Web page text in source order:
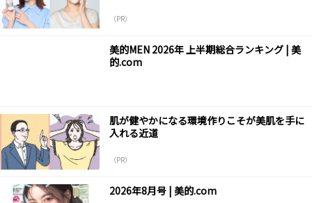
（PR）
美的MEN 2026年 上半期総合ランキング | 美
的.com
肌が健やかになる環境作りこそが美肌を手に
入れる近道
（PR）
2026年8月号 | 美的.com